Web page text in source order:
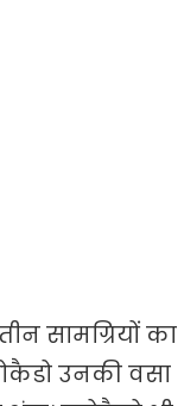
सामग्रियों का
उनकी वसा